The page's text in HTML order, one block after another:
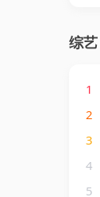
综艺
1
2
3
4
5